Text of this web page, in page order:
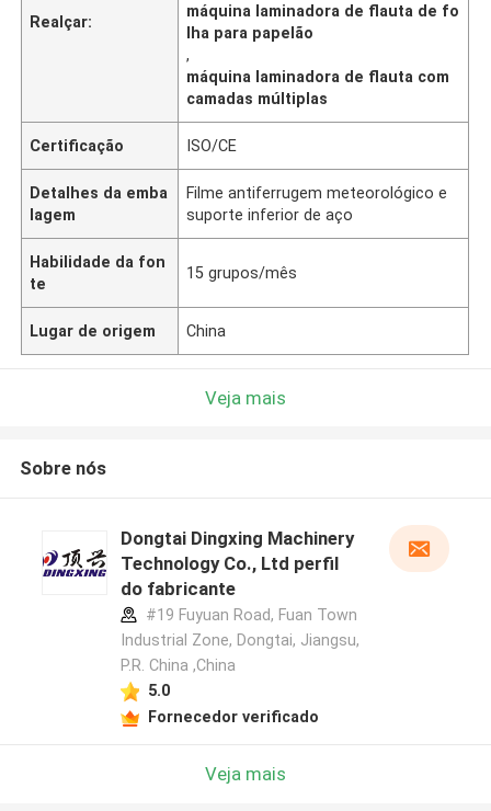
Realçar:
máquina laminadora de flauta de fo
lha para papelão
,
máquina laminadora de flauta com
camadas múltiplas
Certificação ISO/CE
Detalhes da emba
lagem
Filme antiferrugem meteorológico e
suporte inferior de aço
Habilidade da fon
te
15 grupos/mês
Lugar de origem China
Veja mais
Sobre nós
Dongtai Dingxing Machinery
Technology Co., Ltd perfil
do fabricante
#19 Fuyuan Road, Fuan Town
Industrial Zone, Dongtai, Jiangsu,
P.R. China ,China
5.0
Fornecedor verificado
Veja mais